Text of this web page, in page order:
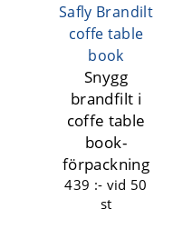
Safly Brandilt
coffe table
book
Snygg
brandfilt i
coffe table
book-
förpackning
439 :- vid 50
st